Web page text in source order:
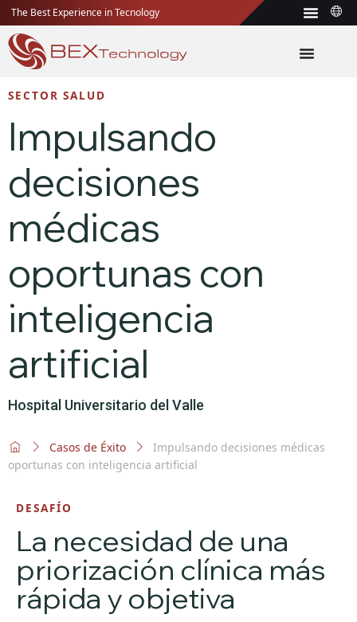
The Best Experience in Tecnology
SECTOR SALUD
Impulsando
decisiones
médicas
oportunas con
inteligencia
artificial
Hospital Universitario del Valle
Casos de Éxito
Impulsando decisiones médicas
oportunas con inteligencia artificial
DESAFÍO
La necesidad de una
priorización clínica más
rápida y objetiva